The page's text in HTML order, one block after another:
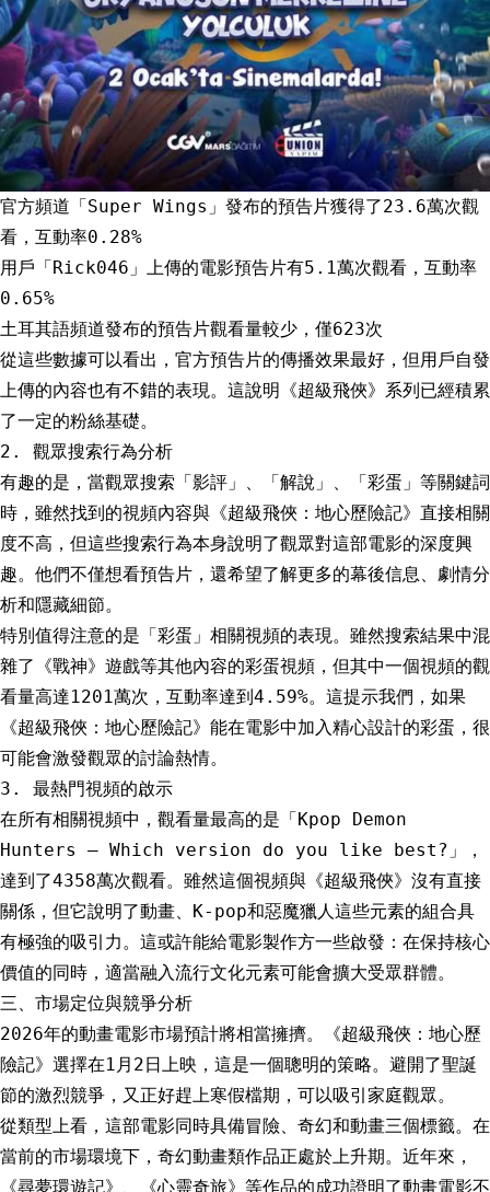
官方頻道「Super Wings」發布的預告片獲得了23.6萬次觀
看，互動率0.28%
用戶「Rick046」上傳的電影預告片有5.1萬次觀看，互動率
0.65%
土耳其語頻道發布的預告片觀看量較少，僅623次
從這些數據可以看出，官方預告片的傳播效果最好，但用戶自發
上傳的內容也有不錯的表現。這說明《超級飛俠》系列已經積累
了一定的粉絲基礎。
2. 觀眾搜索行為分析
有趣的是，當觀眾搜索「影評」、「解說」、「彩蛋」等關鍵詞
時，雖然找到的視頻內容與《超級飛俠：地心歷險記》直接相關
度不高，但這些搜索行為本身說明了觀眾對這部電影的深度興
趣。他們不僅想看預告片，還希望了解更多的幕後信息、劇情分
析和隱藏細節。
特別值得注意的是「彩蛋」相關視頻的表現。雖然搜索結果中混
雜了《戰神》遊戲等其他內容的彩蛋視頻，但其中一個視頻的觀
看量高達1201萬次，互動率達到4.59%。這提示我們，如果
《超級飛俠：地心歷險記》能在電影中加入精心設計的彩蛋，很
可能會激發觀眾的討論熱情。
3. 最熱門視頻的啟示
在所有相關視頻中，觀看量最高的是「Kpop Demon
Hunters – Which version do you like best?」，
達到了4358萬次觀看。雖然這個視頻與《超級飛俠》沒有直接
關係，但它說明了動畫、K-pop和惡魔獵人這些元素的組合具
有極強的吸引力。這或許能給電影製作方一些啟發：在保持核心
價值的同時，適當融入流行文化元素可能會擴大受眾群體。
三、市場定位與競爭分析
2026年的動畫電影市場預計將相當擁擠。《超級飛俠：地心歷
險記》選擇在1月2日上映，這是一個聰明的策略。避開了聖誕
節的激烈競爭，又正好趕上寒假檔期，可以吸引家庭觀眾。
從類型上看，這部電影同時具備冒險、奇幻和動畫三個標籤。在
當前的市場環境下，奇幻動畫類作品正處於上升期。近年來，
《尋夢環遊記》、《心靈奇旅》等作品的成功證明了動畫電影不